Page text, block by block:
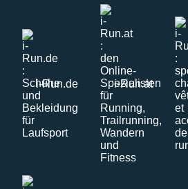
i-Run.de i-Run.at